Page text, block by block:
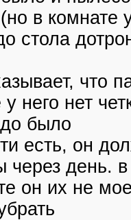
в
стола
что
него нет
было
есть, он
день.
он их не